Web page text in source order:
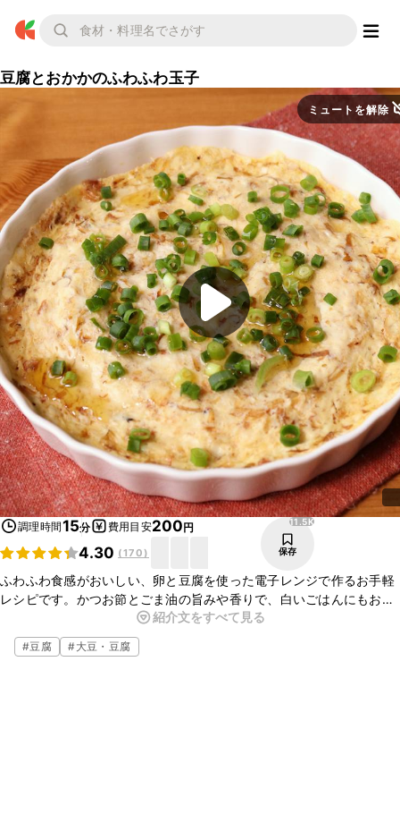
豆腐とおかかのふわふわ玉子
ミュートを解除
調理時間15分 費用目安200円
4.30 (170)
11.5K
保存
ふわふわ食感がおいしい、卵と豆腐を使った電子レンジで作るお手軽
レシピです。かつお節とごま油の旨みや香りで、白いごはんにもお酒
のおつまみにもオススメです。時間がないときにもすぐ作れるので、
もう一品欲しい！という時にもぜひ作ってみてくださいね。
紹介文をすべて見る
#豆腐 #大豆・豆腐